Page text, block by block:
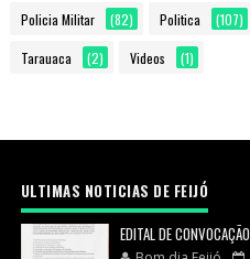
Policia Militar (82) Politica (107)
Tarauaca (2) Videos (1)
ULTIMAS NOTICIAS DE FEIJÓ
EDITAL DE